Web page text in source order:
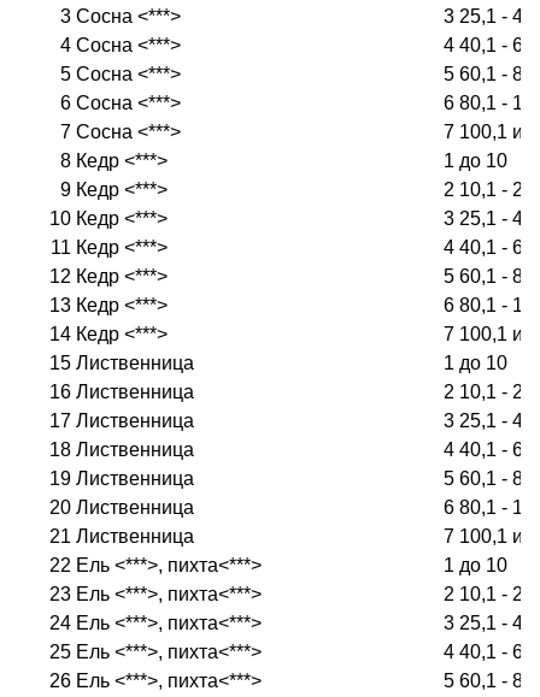
3 Сосна <***> 3 25,1 - 40
4 Сосна <***> 4 40,1 - 60
5 Сосна <***> 5 60,1 - 80
6 Сосна <***> 6 80,1 -
7 Сосна <***> 7 100,1 и
8 Кедр <***> 1 до 10
9 Кедр <***> 2 10,1 - 25
10 Кедр <***> 3 25,1 - 40
11 Кедр <***> 4 40,1 - 60
12 Кедр <***> 5 60,1 - 80
13 Кедр <***> 6 80,1 -
14 Кедр <***> 7 100,1 и
15 Лиственница 1 до 10
16 Лиственница 2 10,1 - 25
17 Лиственница 3 25,1 - 40
18 Лиственница 4 40,1 - 60
19 Лиственница 5 60,1 - 80
20 Лиственница 6 80,1 -
21 Лиственница 7 100,1 и
22 Ель <***>, пихта<***> 1 до 10
23 Ель <***>, пихта<***> 2 10,1 - 25
24 Ель <***>, пихта<***> 3 25,1 - 40
25 Ель <***>, пихта<***> 4 40,1 - 60
26 Ель <***>, пихта<***> 5 60,1 - 80